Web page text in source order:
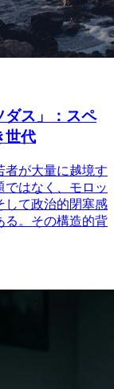
ダス」：スペ
世代
者が大量に越境す
ではなく、モロッ
して政治的閉塞感
る。その構造的背